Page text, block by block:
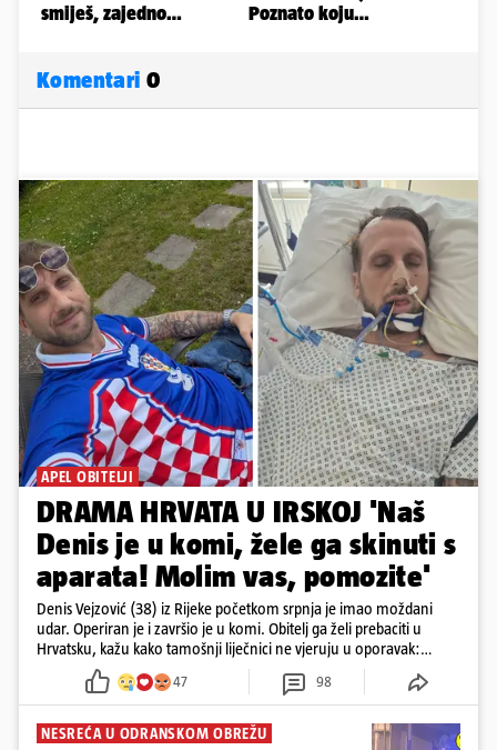
Komentari 0
APEL OBITELJI
DRAMA HRVATA U IRSKOJ 'Naš
Denis je u komi, žele ga skinuti s
aparata! Molim vas, pomozite'
Denis Vejzović (38) iz Rijeke početkom srpnja je imao moždani
udar. Operiran je i završio je u komi. Obitelj ga želi prebaciti u
Hrvatsku, kažu kako tamošnji liječnici ne vjeruju u oporavak:
'Imamo 72 sata'
47 98
NESREĆA U ODRANSKOM OBREŽU